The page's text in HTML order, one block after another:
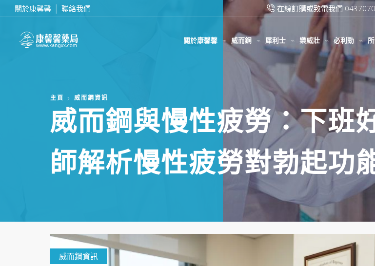
關於康馨馨 聯絡我們在線訂購或致電我們 0437070132 滿2000台幣免運費
關於康馨馨 威而鋼 犀利士 樂威壯 必利勁
主頁 威而鋼資訊
威而鋼與慢性疲勞：下班
師解析慢性疲勞對勃起功
威而鋼資訊